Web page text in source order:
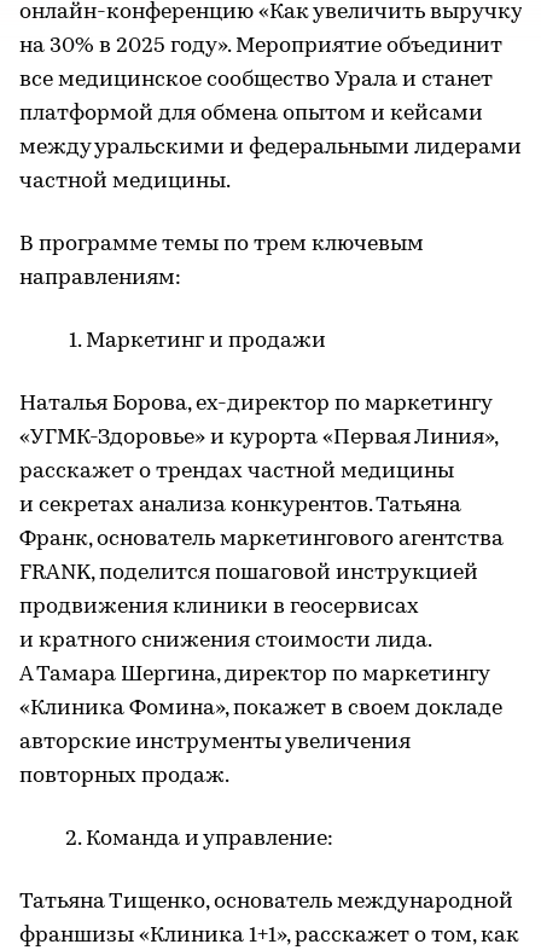
онлайн-конференцию «Как увеличить выручку
на 30% в 2025 году». Мероприятие объединит
все медицинское сообщество Урала и станет
платформой для обмена опытом и кейсами
между уральскими и федеральными лидерами
частной медицины.
В программе темы по трем ключевым
направлениям:
Маркетинг и продажи
Наталья Борова, ex-директор по маркетингу
«УГМК-Здоровье» и курорта «Первая Линия»,
расскажет о трендах частной медицины
и секретах анализа конкурентов. Татьяна
Франк, основатель маркетингового агентства
FRANK, поделится пошаговой инструкцией
продвижения клиники в геосервисах
и кратного снижения стоимости лида.
А Тамара Шергина, директор по маркетингу
«Клиника Фомина», покажет в своем докладе
авторские инструменты увеличения
повторных продаж.
Команда и управление:
Татьяна Тищенко, основатель международной
франшизы «Клиника 1+1», расскажет о том, как